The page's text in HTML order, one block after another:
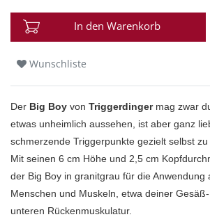
In den Warenkorb
Wunschliste
Der Big Boy von Triggerdinger mag zwar
etwas unheimlich aussehen, ist aber ganz
schmerzende Triggerpunkte gezielt selbst zu
Mit seinen 6 cm Höhe und 2,5 cm
der Big Boy in granitgrau für die Anwendung
Menschen und Muskeln, etwa deiner
unteren Rückenmuskulatur.